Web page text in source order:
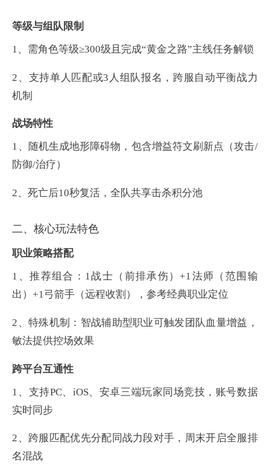
等级与组队限制
1、 需角色等级≥300级且完成“黄金之路”主线任务解锁
2、 支持单人匹配或3人组队报名，跨服自动平衡战力
机制‌
战场特性
1、
随机生成地形障碍物，包含增益符文刷新点（攻击/
防御/治疗）
2、死亡后10秒复活，全队共享击杀积分池‌
二、核心玩法特色
职业策略搭配
1、推荐组合：1战士（前排承伤）+1法师（范围输
出）+1弓箭手（远程收割），参考经典职业定位‌
2、特殊机制：智战辅助型职业可触发团队血量增益，
敏法提供控场效果‌
跨平台互通性
1、 支持PC、iOS、安卓三端玩家同场竞技，账号数据
实时同步‌
2、 跨服匹配优先分配同战力段对手，周末开启全服排
名混战